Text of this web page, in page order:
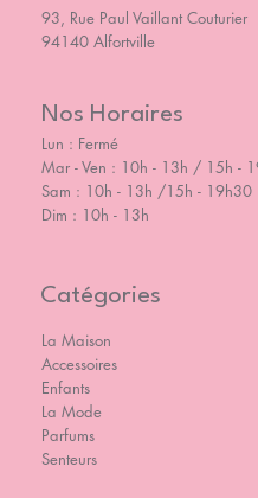
93, Rue Paul Vaillant Couturier
94140 Alfortville
Nos Horaires
Lun : Fermé
Mar - Ven : 10h - 13h / 15h -
Sam : 10h - 13h /15h - 19h30
Dim : 10h - 13h
Catégories
La Maison
Accessoires
Enfants
La Mode
Parfums
Senteurs